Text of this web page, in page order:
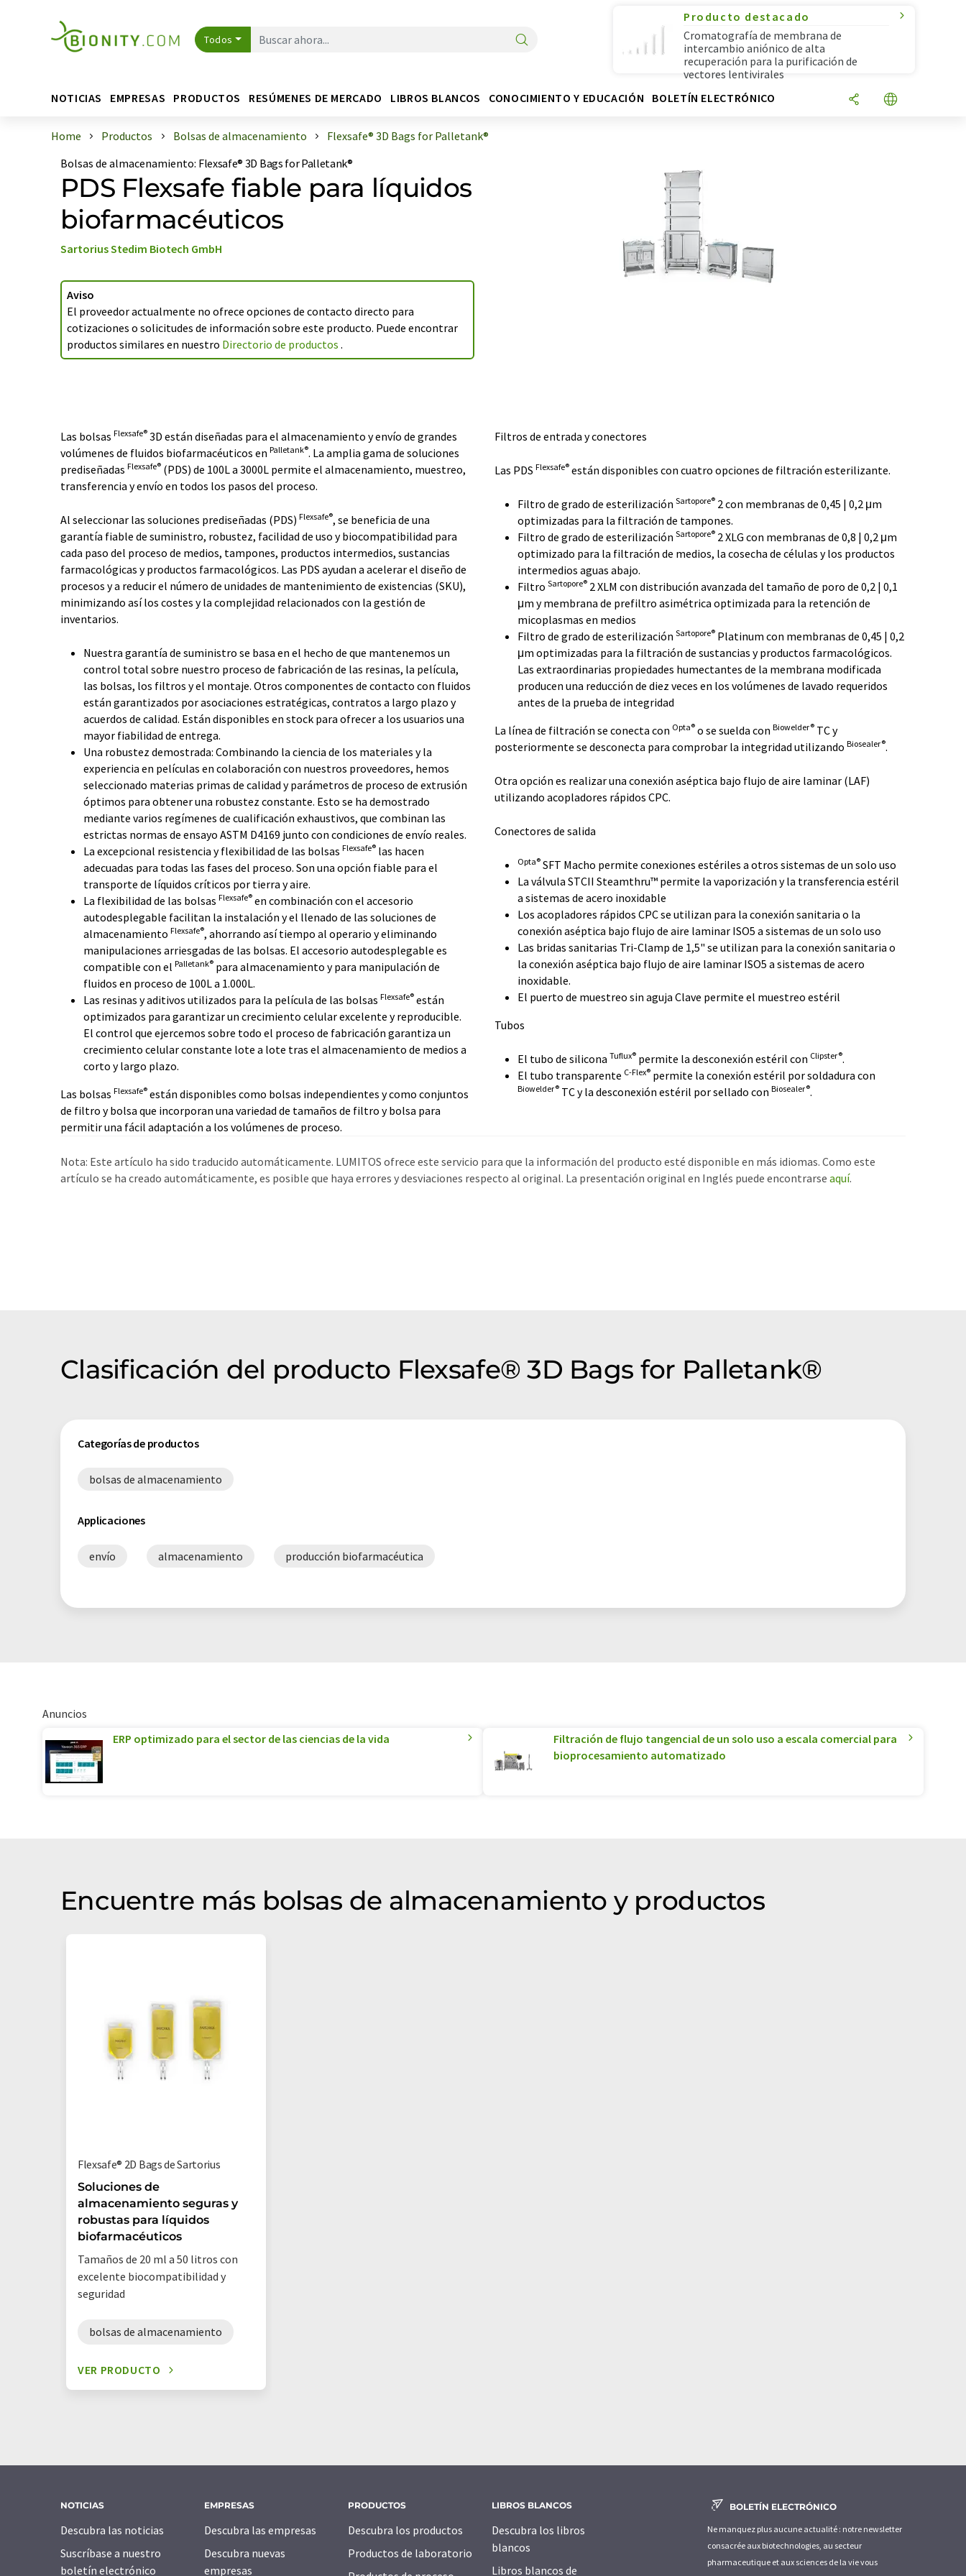
Todos
Producto destacado
Cromatografía de membrana de
intercambio aniónico de alta
recuperación para la purificación de
vectores lentivirales
NOTICIAS
EMPRESAS PRODUCTOS RESÚMENES DE MERCADO LIBROS BLANCOS CONOCIMIENTO Y EDUCACIÓN BOLETÍN ELECTRÓNICO
Home Productos Bolsas de almacenamiento
Flexsafe® 3D Bags for Palletank®
Bolsas de almacenamiento: Flexsafe® 3D Bags for Palletank®
PDS Flexsafe fiable para líquidos
biofarmacéuticos
Sartorius Stedim Biotech GmbH
Aviso
El proveedor actualmente no ofrece opciones de contacto directo para
cotizaciones o solicitudes de información sobre este producto. Puede encontrar
productos similares en nuestro Directorio de productos .
Las bolsas Flexsafe® 3D están diseñadas para el almacenamiento y envío de grandes
volúmenes de fluidos biofarmacéuticos en Palletank®. La amplia gama de soluciones
prediseñadas Flexsafe® (PDS) de 100L a 3000L permite el almacenamiento, muestreo,
transferencia y envío en todos los pasos del proceso.
Al seleccionar las soluciones prediseñadas (PDS) Flexsafe®, se beneficia de una
garantía fiable de suministro, robustez, facilidad de uso y biocompatibilidad para
cada paso del proceso de medios, tampones, productos intermedios, sustancias
farmacológicas y productos farmacológicos. Las PDS ayudan a acelerar el diseño de
procesos y a reducir el número de unidades de mantenimiento de existencias (SKU),
minimizando así los costes y la complejidad relacionados con la gestión de
inventarios.
Nuestra garantía de suministro se basa en el hecho de que mantenemos un
control total sobre nuestro proceso de fabricación de las resinas, la película,
las bolsas, los filtros y el montaje. Otros componentes de contacto con fluidos
están garantizados por asociaciones estratégicas, contratos a largo plazo y
acuerdos de calidad. Están disponibles en stock para ofrecer a los usuarios una
mayor fiabilidad de entrega.
Una robustez demostrada: Combinando la ciencia de los materiales y la
experiencia en películas en colaboración con nuestros proveedores, hemos
seleccionado materias primas de calidad y parámetros de proceso de extrusión
óptimos para obtener una robustez constante. Esto se ha demostrado
mediante varios regímenes de cualificación exhaustivos, que combinan las
estrictas normas de ensayo ASTM D4169 junto con condiciones de envío reales.
La excepcional resistencia y flexibilidad de las bolsas Flexsafe® las hacen
adecuadas para todas las fases del proceso. Son una opción fiable para el
transporte de líquidos críticos por tierra y aire.
La flexibilidad de las bolsas Flexsafe® en combinación con el accesorio
autodesplegable facilitan la instalación y el llenado de las soluciones de
almacenamiento Flexsafe®, ahorrando así tiempo al operario y eliminando
manipulaciones arriesgadas de las bolsas. El accesorio autodesplegable es
compatible con el Palletank® para almacenamiento y para manipulación de
fluidos en proceso de 100L a 1.000L.
Las resinas y aditivos utilizados para la película de las bolsas Flexsafe® están
optimizados para garantizar un crecimiento celular excelente y reproducible.
El control que ejercemos sobre todo el proceso de fabricación garantiza un
crecimiento celular constante lote a lote tras el almacenamiento de medios a
corto y largo plazo.
Las bolsas Flexsafe® están disponibles como bolsas independientes y como conjuntos
de filtro y bolsa que incorporan una variedad de tamaños de filtro y bolsa para
permitir una fácil adaptación a los volúmenes de proceso.
Filtros de entrada y conectores
Las PDS Flexsafe® están disponibles con cuatro opciones de filtración esterilizante.
Filtro de grado de esterilización Sartopore® 2 con membranas de 0,45 | 0,2 μm
optimizadas para la filtración de tampones.
Filtro de grado de esterilización Sartopore® 2 XLG con membranas de 0,8 | 0,2 μm
optimizado para la filtración de medios, la cosecha de células y los productos
intermedios aguas abajo.
Filtro Sartopore® 2 XLM con distribución avanzada del tamaño de poro de 0,2 | 0,1
μm y membrana de prefiltro asimétrica optimizada para la retención de
micoplasmas en medios
Filtro de grado de esterilización Sartopore® Platinum con membranas de 0,45 | 0,2
μm optimizadas para la filtración de sustancias y productos farmacológicos.
Las extraordinarias propiedades humectantes de la membrana modificada
producen una reducción de diez veces en los volúmenes de lavado requeridos
antes de la prueba de integridad
La línea de filtración se conecta con Opta® o se suelda con Biowelder® TC y
posteriormente se desconecta para comprobar la integridad utilizando Biosealer®.
Otra opción es realizar una conexión aséptica bajo flujo de aire laminar (LAF)
utilizando acopladores rápidos CPC.
Conectores de salida
Opta® SFT Macho permite conexiones estériles a otros sistemas de un solo uso
La válvula STCII Steamthru™ permite la vaporización y la transferencia estéril
a sistemas de acero inoxidable
Los acopladores rápidos CPC se utilizan para la conexión sanitaria o la
conexión aséptica bajo flujo de aire laminar ISO5 a sistemas de un solo uso
Las bridas sanitarias Tri-Clamp de 1,5" se utilizan para la conexión sanitaria o
la conexión aséptica bajo flujo de aire laminar ISO5 a sistemas de acero
inoxidable.
El puerto de muestreo sin aguja Clave permite el muestreo estéril
Tubos
El tubo de silicona Tuflux® permite la desconexión estéril con Clipster®.
El tubo transparente C-Flex® permite la conexión estéril por soldadura con
Biowelder® TC y la desconexión estéril por sellado con Biosealer®.
Nota: Este artículo ha sido traducido automáticamente. LUMITOS ofrece este servicio para que la información del producto esté disponible en más idiomas. Como este
artículo se ha creado automáticamente, es posible que haya errores y desviaciones respecto al original. La presentación original en Inglés puede encontrarse aquí.
Clasificación del producto Flexsafe® 3D Bags for Palletank®
Categorías de productos
bolsas de almacenamiento
Applicaciones
envío almacenamiento producción biofarmacéutica
Anuncios
ERP optimizado para el sector de las ciencias de la vida
Filtración de flujo tangencial de un solo uso a escala comercial para
bioprocesamiento automatizado
Encuentre más bolsas de almacenamiento y productos
Flexsafe® 2D Bags de Sartorius
Soluciones de
almacenamiento seguras y
robustas para líquidos
biofarmacéuticos
Tamaños de 20 ml a 50 litros con
excelente biocompatibilidad y
seguridad
bolsas de almacenamiento
VER PRODUCTO
NOTICIAS
Descubra las noticias
Suscríbase a nuestro
boletín electrónico
EMPRESAS
Descubra las empresas
Descubra nuevas
empresas
PRODUCTOS
Descubra los productos
Productos de laboratorio
LIBROS BLANCOS
Descubra los libros
blancos
Libros blancos de
BOLETÍN ELECTRÓNICO
Ne manquez plus aucune actualité : notre newsletter
consacrée aux biotechnologies, au secteur
pharmaceutique et aux sciences de la vie vous